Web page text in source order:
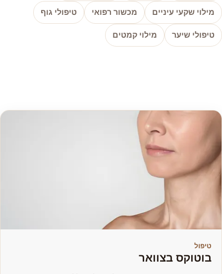
מילוי שקעי עיניים מכשור רפואי טיפולי גוף
טיפולי שיער מילוי קמטים
טיפול
בוטוקס בצוואר